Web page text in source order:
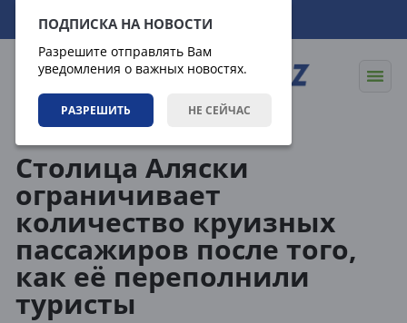
ПОДПИСКА НА НОВОСТИ
Разрешите отправлять Вам
уведомления о важных новостях.
РАЗРЕШИТЬ НЕ СЕЙЧАС
07.08.2026 23:37:30
Столица Аляски
ограничивает
количество круизных
пассажиров после того,
как её переполнили
туристы